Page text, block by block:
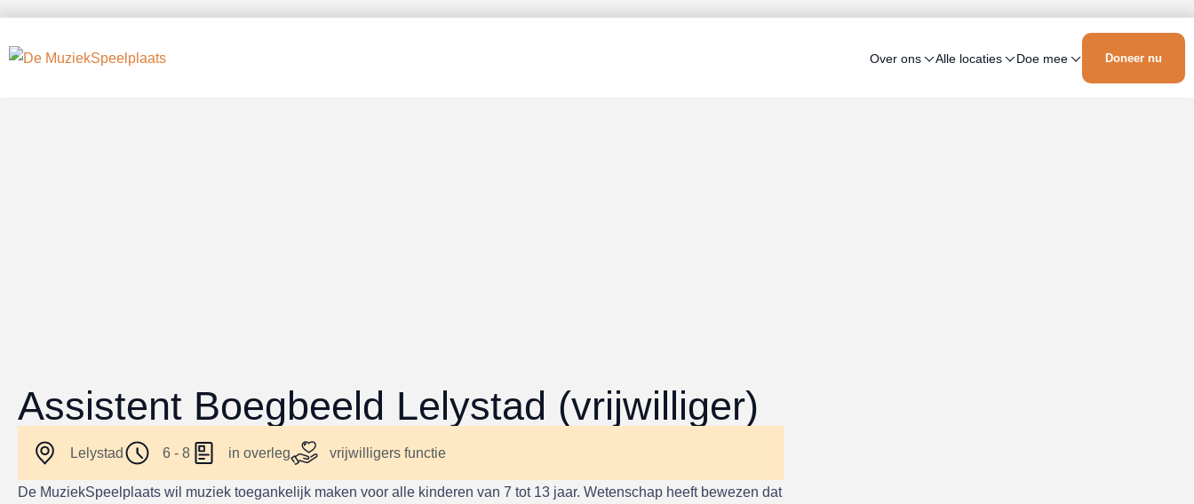
Over ons Alle locaties Doe mee Doneer nu
Assistent Boegbeeld Lelystad (vrijwilliger)
Lelystad 6 - 8 in overleg vrijwilligers functie
De MuziekSpeelplaats wil muziek toegankelijk maken voor alle kinderen van 7 tot 13 jaar. Wetenschap heeft bewezen dat